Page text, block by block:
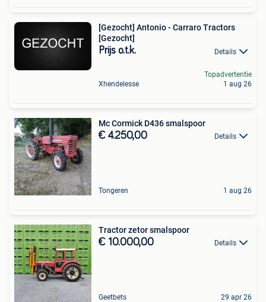
[Gezocht] Antonio - Carraro Tractors
[Gezocht]
Prijs o.t.k. Details
Xhendelesse
Topadvertentie
1 aug 26
Mc Cormick D436 smalspoor
€ 4.250,00 Details
Tongeren 1 aug 26
Tractor zetor smalspoor
€ 10.000,00 Details
Geetbets 29 apr 26